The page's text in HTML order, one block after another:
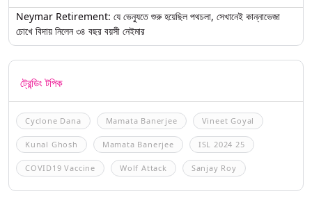
Neymar Retirement: যে ভেন্যুতে শুরু হয়েছিল পথচলা, সেখানেই কান্নাভেজা
চোখে বিদায় নিলেন ৩৪ বছর বয়সী নেইমার
ট্রেন্ডিং টপিক
Cyclone Dana Mamata Banerjee Vineet Goyal
Kunal Ghosh Mamata Banerjee ISL 2024 25
COVID19 Vaccine Wolf Attack Sanjay Roy